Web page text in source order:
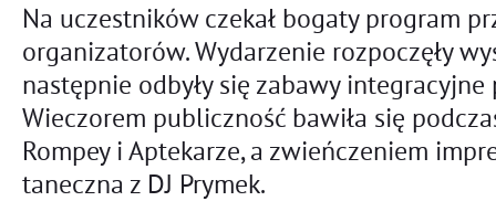
Na uczestników czekał bogaty program
organizatorów. Wydarzenie rozpoczęły
następnie odbyły się zabawy integracyjne
Wieczorem publiczność bawiła się
Rompey i Aptekarze, a zwieńczeniem
taneczna z DJ Prymek.